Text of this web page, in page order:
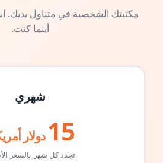
مكتبتك الشخصية في متناول يديك.
أينما كنت.
شهري
15 دولار
تجدد كل شهر بالسعر